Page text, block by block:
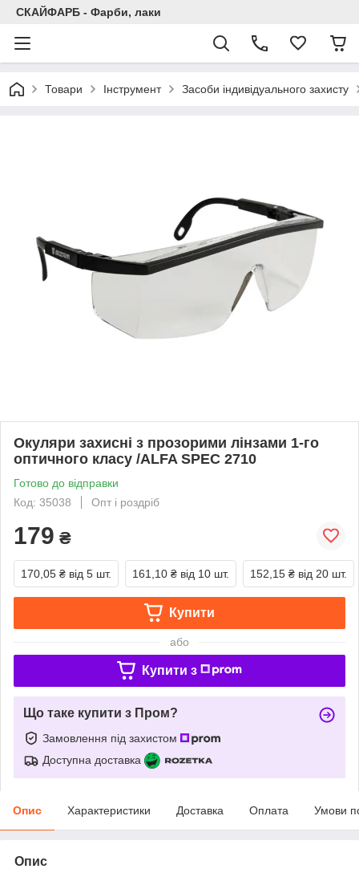
СКАЙФАРБ - Фарби, лаки
Товари Інструмент Засоби індивідуального захисту
Окуляри захисні з прозорими лінзами 1-го
оптичного класу /ALFA SPEC 2710
Готово до відправки
Код: 35038
Опт і роздріб
179 ₴
170,05 ₴ від 5 шт. 161,10 ₴ від 10 шт. 152,15 ₴ від 20 шт.
Купити
або
Купити з
Що таке купити з Пром?
Замовлення під захистом
Доступна доставка
Опис Характеристики Доставка Оплата Умови
Опис